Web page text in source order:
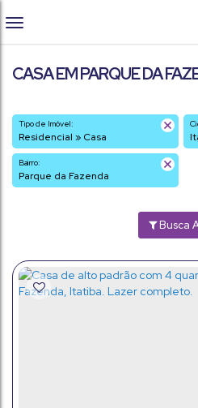
CASA EM PARQUE DA
Tipo de Imóvel:
Residencial » Casa
Bairro:
Parque da Fazenda
Busca